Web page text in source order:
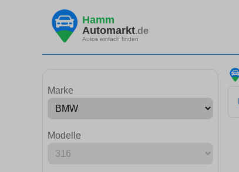
Hamm
Automarkt.de
Autos einfach finden
Marke
Modelle